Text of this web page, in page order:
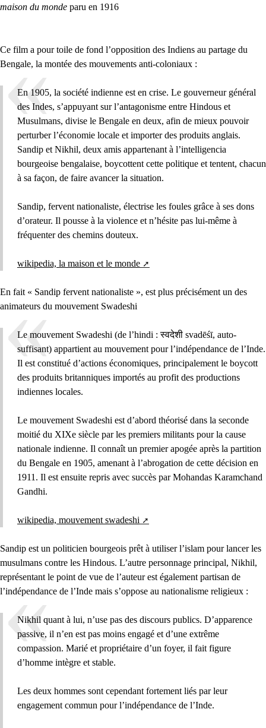
maison du monde paru en 1916
Ce film a pour toile de fond l’opposition des Indiens au partage du
Bengale, la montée des mouvements anti-coloniaux :
En 1905, la société indienne est en crise. Le gouverneur général
des Indes, s’appuyant sur l’antagonisme entre Hindous et
Musulmans, divise le Bengale en deux, afin de mieux pouvoir
perturber l’économie locale et importer des produits anglais.
Sandip et Nikhil, deux amis appartenant à l’intelligencia
bourgeoise bengalaise, boycottent cette politique et tentent, chacun
à sa façon, de faire avancer la situation.
Sandip, fervent nationaliste, électrise les foules grâce à ses dons
d’orateur. Il pousse à la violence et n’hésite pas lui-même à
fréquenter des chemins douteux.
wikipedia, la maison et le monde
En fait « Sandip fervent nationaliste », est plus précisément un des
animateurs du mouvement Swadeshi
Le mouvement Swadeshi (de l’hindi : स्वदेशी svadēśī, auto-
suffisant) appartient au mouvement pour l’indépendance de l’Inde.
Il est constitué d’actions économiques, principalement le boycott
des produits britanniques importés au profit des productions
indiennes locales.
Le mouvement Swadeshi est d’abord théorisé dans la seconde
moitié du XIXe siècle par les premiers militants pour la cause
nationale indienne. Il connaît un premier apogée après la partition
du Bengale en 1905, amenant à l’abrogation de cette décision en
1911. Il est ensuite repris avec succès par Mohandas Karamchand
Gandhi.
wikipedia, mouvement swadeshi
Sandip est un politicien bourgeois prêt à utiliser l’islam pour lancer les
musulmans contre les Hindous. L’autre personnage principal, Nikhil,
représentant le point de vue de l’auteur est également partisan de
l’indépendance de l’Inde mais s’oppose au nationalisme religieux :
Nikhil quant à lui, n’use pas des discours publics. D’apparence
passive, il n’en est pas moins engagé et d’une extrême
compassion. Marié et propriétaire d’un foyer, il fait figure
d’homme intègre et stable.
Les deux hommes sont cependant fortement liés par leur
engagement commun pour l’indépendance de l’Inde.